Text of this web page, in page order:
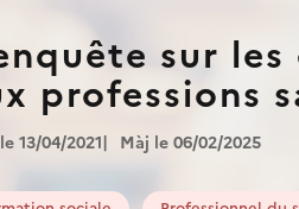
sur
professions
13/04/2021 Màj le 06/02/2025